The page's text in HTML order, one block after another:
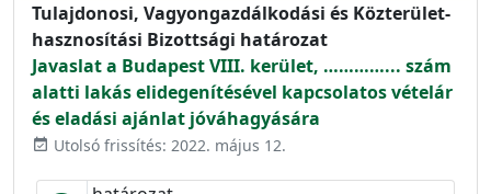
Tulajdonosi, Vagyongazdálkodási és Közterület-
hasznosítási Bizottsági határozat
Javaslat a Budapest VIII. kerület, …………... szám
alatti lakás elidegenítésével kapcsolatos vételár
és eladási ajánlat jóváhagyására
event_available Utolsó frissítés: 2022. május 12.